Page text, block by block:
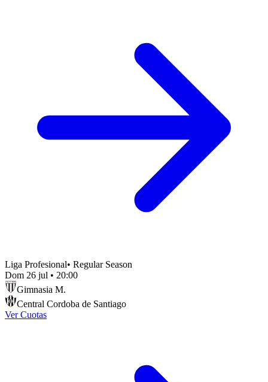
Liga Profesional• Regular Season
Dom 26 jul • 20:00
Gimnasia M.
Central Cordoba de Santiago
Ver Cuotas